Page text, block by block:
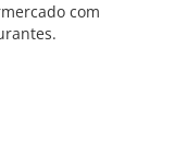
com